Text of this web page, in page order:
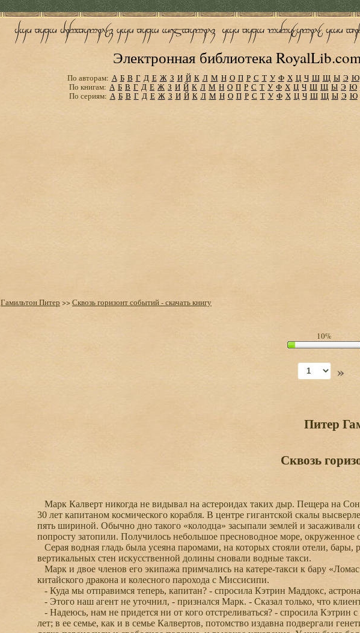
Электронная библиотека
По авторам: А Б В Г Д Е Ж З И Й К Л М Н О П Р С Т У Ф Х Ц Ч Ш Щ Ы Э Ю
По книгам: А Б В Г Д Е Ж З И Й К Л М Н О П Р С Т У Ф Х Ц Ч Ш Щ Ы Э Ю
По сериям: А Б В Г Д Е Ж З И Й К Л М Н О П Р С Т У Ф Х Ц Ч Ш Щ Ы Э Ю
Гамильтон Питер >>Сквозь горизонт событий - скачать книгу
10%
»
Питер
Сквозь
Марк Калверт никогда не видывал на астероидах таких дыр. Пещера на
30 лет капитаном космического корабля. В центре гигантской скалы
пять шириной. Обычно дно такого «колодца» засыпали землей и
попросту затопили. Получилось небольшое пресноводное море, окруженное
Серая водная гладь была усеяна паромами, на которых стояли отели,
вертикальных стен искусственной долины сновали водные такси.
Марк и двое членов его экипажа примчались на катере-такси к бару
китайского дракона и колесного парохода с Миссисипи.
- Куда мы отправимся теперь, капитан? - спросила Кэтрин Маддокс,
- Этого наш агент не уточнил, - признался Марк. - Сказал только, что
- Надеюсь, нам не придется ни от кого отстреливаться? - спросила Кэтрин
лет; в ее семье, как и в семье Калвертов, потомство издавна подвергали